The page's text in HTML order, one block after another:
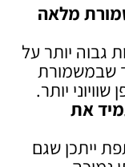
מלאה
גבוה יותר על
שבמשמורת
יותר.
את
ייתכן שגם